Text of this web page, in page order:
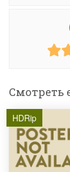
Смотреть
HDRip